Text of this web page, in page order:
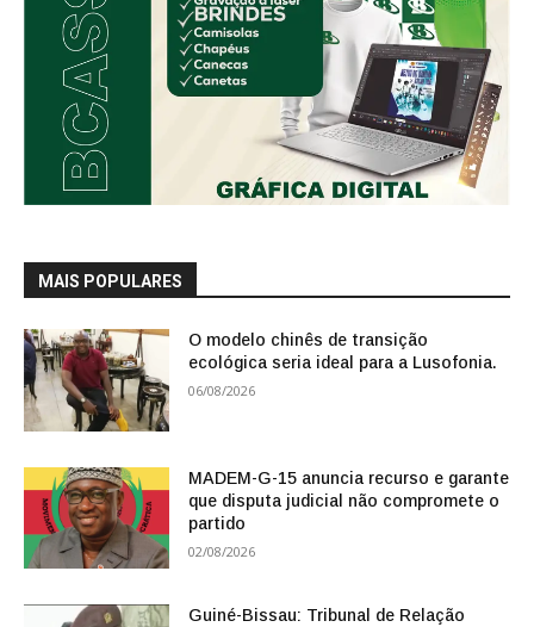
MAIS POPULARES
O modelo chinês de transição
ecológica seria ideal para a Lusofonia.
06/08/2026
MADEM-G-15 anuncia recurso e garante
que disputa judicial não compromete o
partido
02/08/2026
Guiné-Bissau: Tribunal de Relação